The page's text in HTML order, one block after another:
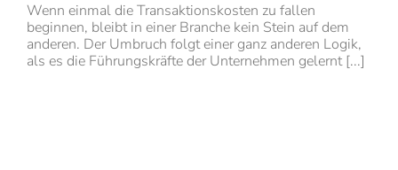
Wenn einmal die Transaktionskosten zu fallen
beginnen, bleibt in einer Branche kein Stein auf dem
anderen. Der Umbruch folgt einer ganz anderen Logik,
als es die Führungskräfte der Unternehmen gelernt [...]